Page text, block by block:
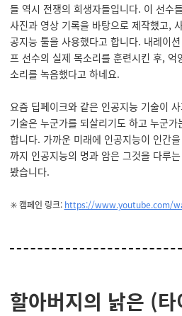
들 역시 전쟁의 희생자들입니다. 이 선수
사진과 영상 기록을 바탕으로 제작했고,
공지능 툴을 사용했다고 합니다. 내레이
프 선수의 실제 목소리를 훈련시킨 후,
소리를 녹음했다고 하네요.
요즘 딥페이크와 같은 인공지능 기술이
기술은 누군가를 되살리기도 하고 누군
합니다. 가까운 미래에 인공지능이 인간
까지 인공지능의 명과 암은 그것을 다루
봤습니다.
✳️ 캠페인 링크: https://www.youtube.com/
할아버지의 낡은 (